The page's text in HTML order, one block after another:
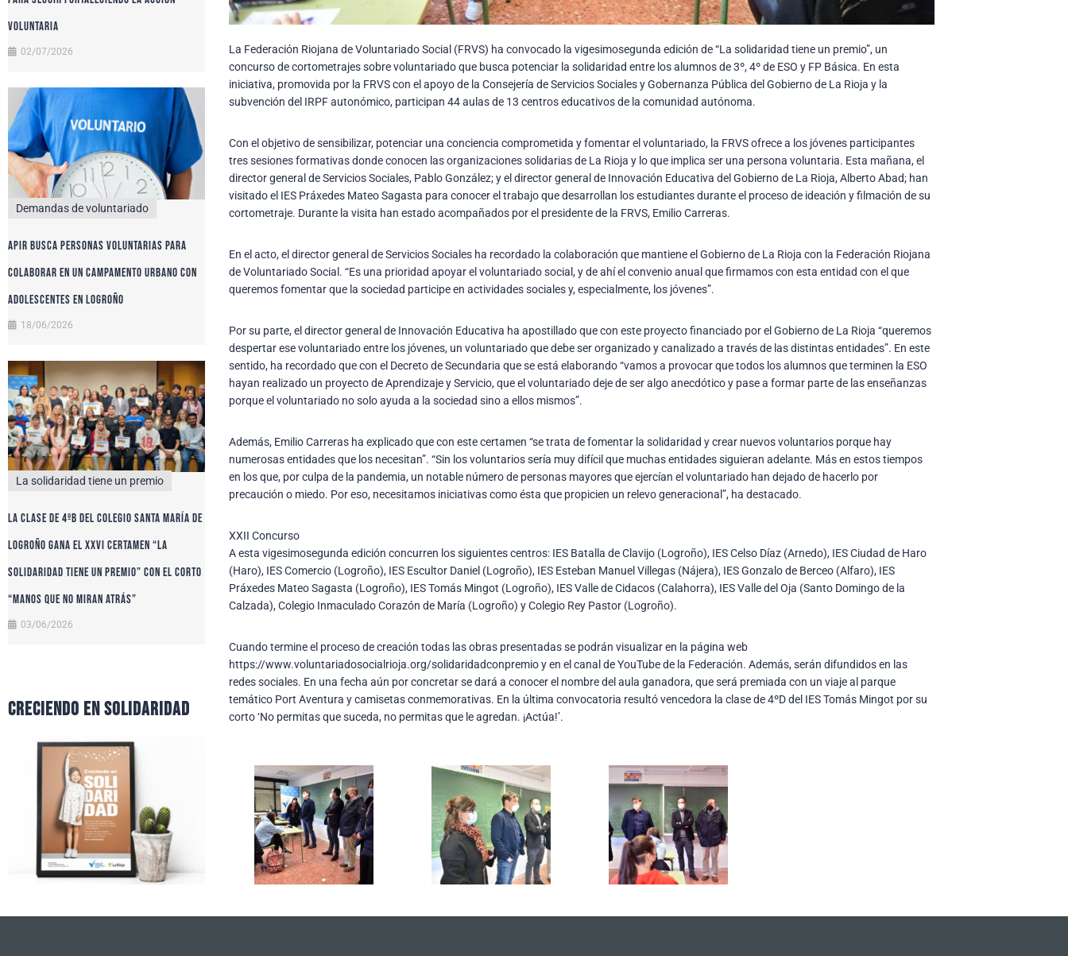
voluntaria
02/07/2026
Demandas de voluntariado
APIR busca personas voluntarias para
colaborar en un campamento urbano con
adolescentes en Logroño
18/06/2026
La solidaridad tiene un premio
La clase de 4ºB del colegio Santa María de
Logroño gana el XXVI certamen “La
solidaridad tiene un premio” con el corto
“Manos que no miran atrás”
03/06/2026
CRECIENDO EN SOLIDARIDAD
La Federación Riojana de Voluntariado Social (FRVS) ha convocado la vigesimosegunda edición de “La solidaridad tiene un premio”, un
concurso de cortometrajes sobre voluntariado que busca potenciar la solidaridad entre los alumnos de 3º, 4º de ESO y FP Básica. En esta
iniciativa, promovida por la FRVS con el apoyo de la Consejería de Servicios Sociales y Gobernanza Pública del Gobierno de La Rioja y la
subvención del IRPF autonómico, participan 44 aulas de 13 centros educativos de la comunidad autónoma.
Con el objetivo de sensibilizar, potenciar una conciencia comprometida y fomentar el voluntariado, la FRVS ofrece a los jóvenes participantes
tres sesiones formativas donde conocen las organizaciones solidarias de La Rioja y lo que implica ser una persona voluntaria. Esta mañana, el
director general de Servicios Sociales, Pablo González; y el director general de Innovación Educativa del Gobierno de La Rioja, Alberto Abad; han
visitado el IES Práxedes Mateo Sagasta para conocer el trabajo que desarrollan los estudiantes durante el proceso de ideación y filmación de su
cortometraje. Durante la visita han estado acompañados por el presidente de la FRVS, Emilio Carreras.
En el acto, el director general de Servicios Sociales ha recordado la colaboración que mantiene el Gobierno de La Rioja con la Federación Riojana
de Voluntariado Social. “Es una prioridad apoyar el voluntariado social, y de ahí el convenio anual que firmamos con esta entidad con el que
queremos fomentar que la sociedad participe en actividades sociales y, especialmente, los jóvenes”.
Por su parte, el director general de Innovación Educativa ha apostillado que con este proyecto financiado por el Gobierno de La Rioja “queremos
despertar ese voluntariado entre los jóvenes, un voluntariado que debe ser organizado y canalizado a través de las distintas entidades”. En este
sentido, ha recordado que con el Decreto de Secundaria que se está elaborando “vamos a provocar que todos los alumnos que terminen la ESO
hayan realizado un proyecto de Aprendizaje y Servicio, que el voluntariado deje de ser algo anecdótico y pase a formar parte de las enseñanzas
porque el voluntariado no solo ayuda a la sociedad sino a ellos mismos”.
Además, Emilio Carreras ha explicado que con este certamen “se trata de fomentar la solidaridad y crear nuevos voluntarios porque hay
numerosas entidades que los necesitan”. “Sin los voluntarios sería muy difícil que muchas entidades siguieran adelante. Más en estos tiempos
en los que, por culpa de la pandemia, un notable número de personas mayores que ejercían el voluntariado han dejado de hacerlo por
precaución o miedo. Por eso, necesitamos iniciativas como ésta que propicien un relevo generacional”, ha destacado.
XXII Concurso
A esta vigesimosegunda edición concurren los siguientes centros: IES Batalla de Clavijo (Logroño), IES Celso Díaz (Arnedo), IES Ciudad de Haro
(Haro), IES Comercio (Logroño), IES Escultor Daniel (Logroño), IES Esteban Manuel Villegas (Nájera), IES Gonzalo de Berceo (Alfaro), IES
Práxedes Mateo Sagasta (Logroño), IES Tomás Mingot (Logroño), IES Valle de Cidacos (Calahorra), IES Valle del Oja (Santo Domingo de la
Calzada), Colegio Inmaculado Corazón de María (Logroño) y Colegio Rey Pastor (Logroño).
Cuando termine el proceso de creación todas las obras presentadas se podrán visualizar en la página web
https://www.voluntariadosocialrioja.org/solidaridadconpremio y en el canal de YouTube de la Federación. Además, serán difundidos en las
redes sociales. En una fecha aún por concretar se dará a conocer el nombre del aula ganadora, que será premiada con un viaje al parque
temático Port Aventura y camisetas conmemorativas. En la última convocatoria resultó vencedora la clase de 4ºD del IES Tomás Mingot por su
corto ‘No permitas que suceda, no permitas que le agredan. ¡Actúa!’.